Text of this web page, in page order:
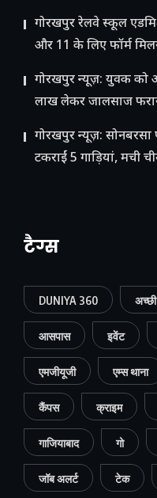
गोरखपुर रेलवे स्कूल
और 11 के लिए फॉर्म
गोरखपुर न्यूज़: युवक को
लाख लेकर जालसाज
गोरखपुर न्यूज़:
टकराईं 5 गाड़ियां, मची
टैग्स
DUNIYA 360
आसपास इवेंट
एमजीयूजी एम्स थाना
कैंपस क्राइम
गाजियाबाद गो
जॉब अलर्ट टेक